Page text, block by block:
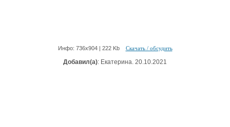
Инфо: 736х904 | 222 Kb Скачать / обсудить
Добавил(а): Екатерина. 20.10.2021